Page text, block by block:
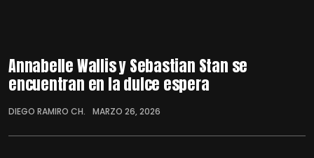
Annabelle Wallis y Sebastian Stan se
encuentran en la dulce espera
DIEGO RAMIRO CH. MARZO 26, 2026